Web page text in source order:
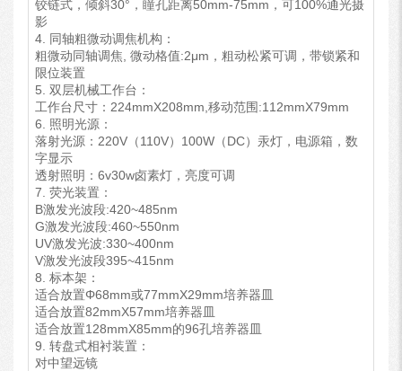
铰链式，倾斜30°，瞳孔距离50mm-75mm，可100%通光摄
影
4. 同轴粗微动调焦机构：
粗微动同轴调焦, 微动格值:2μm，粗动松紧可调，带锁紧和
限位装置
5. 双层机械工作台：
工作台尺寸：224mmX208mm,移动范围:112mmX79mm
6. 照明光源：
落射光源：220V（110V）100W（DC）汞灯，电源箱，数
字显示
透射照明：6v30w卤素灯，亮度可调
7. 荧光装置：
B激发光波段:420~485nm
G激发光波段:460~550nm
UV激发光波:330~400nm
V激发光波段395~415nm
8. 标本架：
适合放置Φ68mm或77mmX29mm培养器皿
适合放置82mmX57mm培养器皿
适合放置128mmX85mm的96孔培养器皿
9. 转盘式相衬装置：
对中望远镜